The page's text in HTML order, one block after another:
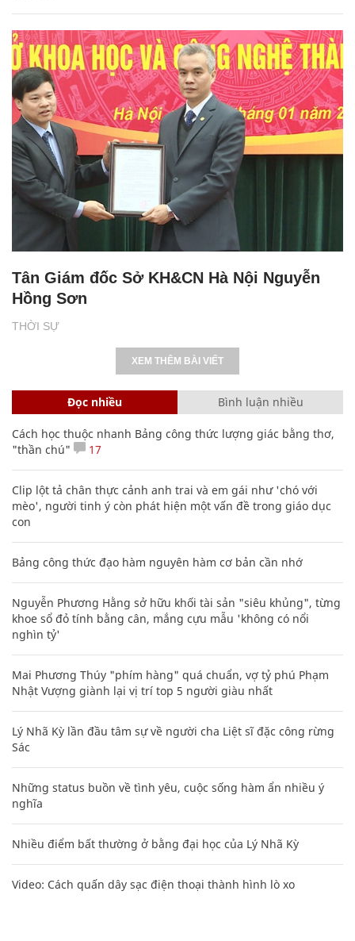
THỜI SỰ
Tân Giám đốc Sở KH&CN Hà Nội Nguyễn
Hồng Sơn
XEM THÊM BÀI VIẾT
Đọc nhiều Bình luận nhiều
Cách học thuộc nhanh Bảng công thức lượng giác bằng thơ,
"thần chú"
17
Clip lột tả chân thực cảnh anh trai và em gái như 'chó với
mèo', người tinh ý còn phát hiện một vấn đề trong giáo dục
con
Bảng công thức đạo hàm nguyên hàm cơ bản cần nhớ
Nguyễn Phương Hằng sở hữu khối tài sản "siêu khủng", từng
khoe sổ đỏ tính bằng cân, mắng cựu mẫu 'không có nổi
nghìn tỷ'
Mai Phương Thúy "phím hàng" quá chuẩn, vợ tỷ phú Phạm
Nhật Vượng giành lại vị trí top 5 người giàu nhất
Lý Nhã Kỳ lần đầu tâm sự về người cha Liệt sĩ đặc công rừng
Sác
Những status buồn về tình yêu, cuộc sống hàm ẩn nhiều ý
nghĩa
Nhiều điểm bất thường ở bằng đại học của Lý Nhã Kỳ
Video: Cách quấn dây sạc điện thoại thành hình lò xo